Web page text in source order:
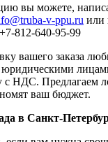
вы можете,
v-ppu.ru или
812-640-95-99
вашего заказа
юридическими
с НДС. Предлагаем
ваш бюджет.
в Санкт-